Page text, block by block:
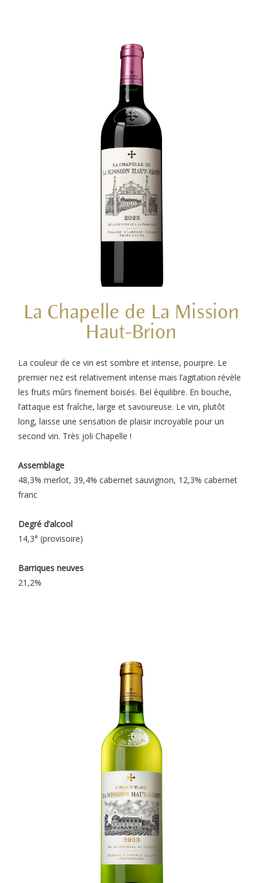
La Chapelle de La Mission
Haut-Brion
La couleur de ce vin est sombre et intense, pourpre. Le
premier nez est relativement intense mais l’agitation révèle
les fruits mûrs finement boisés. Bel équilibre. En bouche,
l’attaque est fraîche, large et savoureuse. Le vin, plutôt
long, laisse une sensation de plaisir incroyable pour un
second vin. Très joli Chapelle !
Assemblage
48,3% merlot, 39,4% cabernet sauvignon, 12,3% cabernet
franc
Degré d’alcool
14,3° (provisoire)
Barriques neuves
21,2%